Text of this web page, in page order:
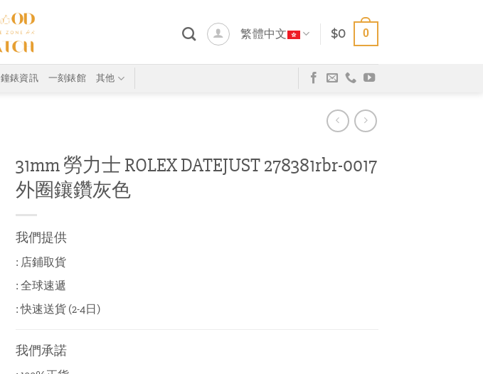
繁體中文 $0 0
鐘錶資訊 一刻錶館 其他
31mm 勞力士 ROLEX DATEJUST 278381rbr-0017
外圈鑲鑽灰色
我們提供
: 店鋪取貨
: 全球速遞
: 快速送貨 (2-4日)
我們承諾